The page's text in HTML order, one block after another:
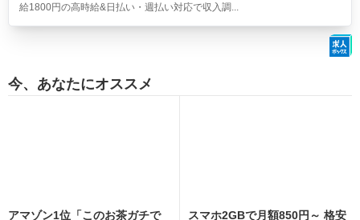
給1800円の高時給&日払い・週払い対応で収入調...
今、あなたにオススメ
アマゾン1位「このお茶ガチで
スマホ2GBで月額850円～ 格安